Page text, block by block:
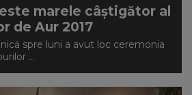
marele câştigător al
de Aur 2017
spre luni a avut loc ceremonia
...